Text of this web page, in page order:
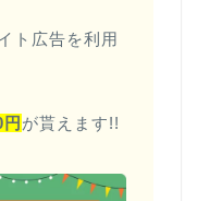
ト広告を利用
が貰えます!!